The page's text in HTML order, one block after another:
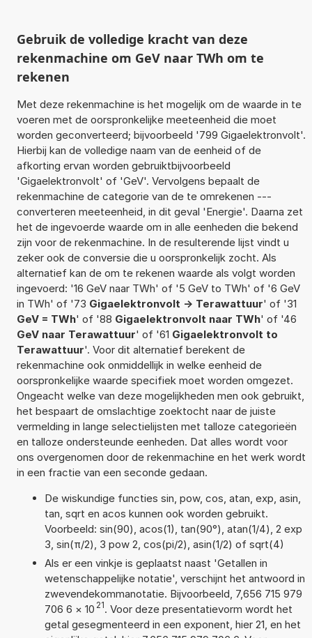
Gebruik de volledige kracht van deze
rekenmachine om GeV naar TWh om te
rekenen
Met deze rekenmachine is het mogelijk om de waarde in te
voeren met de oorspronkelijke meeteenheid die moet
worden geconverteerd; bijvoorbeeld '799 Gigaelektronvolt'.
Hierbij kan de volledige naam van de eenheid of de
afkorting ervan worden gebruiktbijvoorbeeld
'Gigaelektronvolt' of 'GeV'. Vervolgens bepaalt de
rekenmachine de categorie van de te omrekenen ---
converteren meeteenheid, in dit geval 'Energie'. Daarna zet
het de ingevoerde waarde om in alle eenheden die bekend
zijn voor de rekenmachine. In de resulterende lijst vindt u
zeker ook de conversie die u oorspronkelijk zocht. Als
alternatief kan de om te rekenen waarde als volgt worden
ingevoerd: '16 GeV naar TWh' of '5 GeV to TWh' of '6 GeV
in TWh' of '73 Gigaelektronvolt -> Terawattuur' of '31
GeV = TWh' of '88 Gigaelektronvolt naar TWh' of '46
GeV naar Terawattuur' of '61 Gigaelektronvolt to
Terawattuur'. Voor dit alternatief berekent de
rekenmachine ook onmiddellijk in welke eenheid de
oorspronkelijke waarde specifiek moet worden omgezet.
Ongeacht welke van deze mogelijkheden men ook gebruikt,
het bespaart de omslachtige zoektocht naar de juiste
vermelding in lange selectielijsten met talloze categorieën
en talloze ondersteunde eenheden. Dat alles wordt voor
ons overgenomen door de rekenmachine en het werk wordt
in een fractie van een seconde gedaan.
De wiskundige functies sin, pow, cos, atan, exp, asin,
tan, sqrt en acos kunnen ook worden gebruikt.
Voorbeeld: sin(90), acos(1), tan(90°), atan(1/4), 2 exp
3, sin(π/2), 3 pow 2, cos(pi/2), asin(1/2) of sqrt(4)
Als er een vinkje is geplaatst naast 'Getallen in
wetenschappelijke notatie', verschijnt het antwoord in
zwevendekommanotatie. Bijvoorbeeld, 7,656 715 979
706 6 × 10 21. Voor deze presentatievorm wordt het
getal gesegmenteerd in een exponent, hier 21, en het